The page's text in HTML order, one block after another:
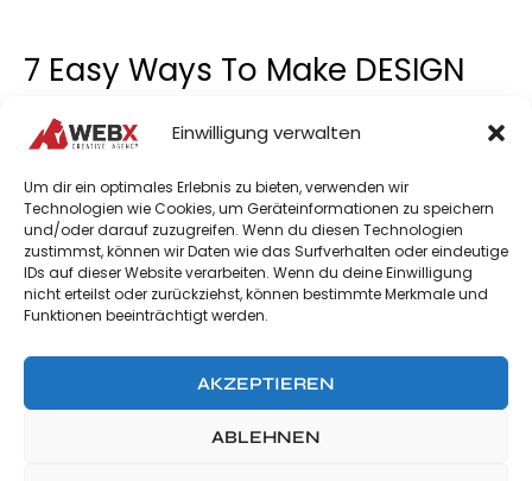
Einwilligung verwalten
Um dir ein optimales Erlebnis zu bieten, verwenden wir
Technologien wie Cookies, um Geräteinformationen zu speichern
und/oder darauf zuzugreifen. Wenn du diesen Technologien
zustimmst, können wir Daten wie das Surfverhalten oder eindeutige
IDs auf dieser Website verarbeiten. Wenn du deine Einwilligung
nicht erteilst oder zurückziehst, können bestimmte Merkmale und
Funktionen beeinträchtigt werden.
AKZEPTIEREN
ABLEHNEN
7 Easy Ways To Make DESIGN
Faster
Schreibe einen Kommentar / Allgemein
admin
Similique quis a libero enim quod corporis saepe quis.
Perspiciatis velit quae consectetur consequatur
eligendi. Omnis officiis quis culpa possimus
exercitationem nesciunt commodi mollitia. Aut eum in
placeat magnam sunt excepturi est sit. Key aspects
to consider Est aut sed eaque consequatur rerum
7
Ways
To
Make
DESIGN
Faster